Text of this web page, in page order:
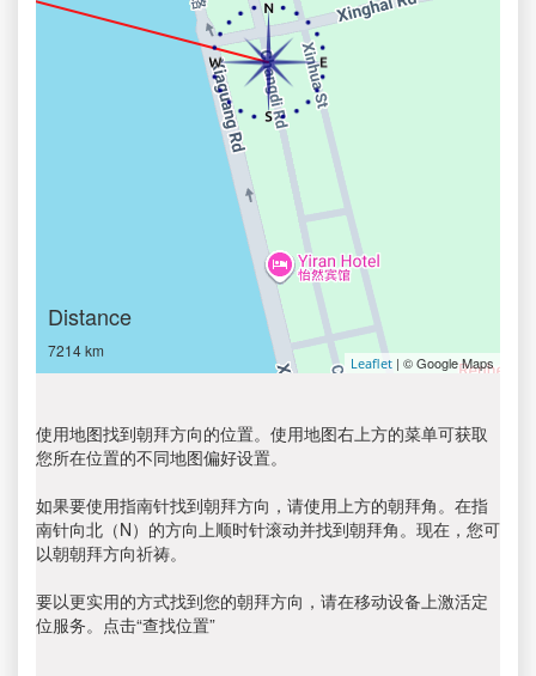
Distance
7214 km
Leaflet | © Google Maps
使用地图找到朝拜方向的位置。使用地图右上方的菜单可获取
您所在位置的不同地图偏好设置。
如果要使用指南针找到朝拜方向，请使用上方的朝拜角。在指
南针向北（N）的方向上顺时针滚动并找到朝拜角。现在，您可
以朝朝拜方向祈祷。
要以更实用的方式找到您的朝拜方向，请在移动设备上激活定
位服务。点击“查找位置”